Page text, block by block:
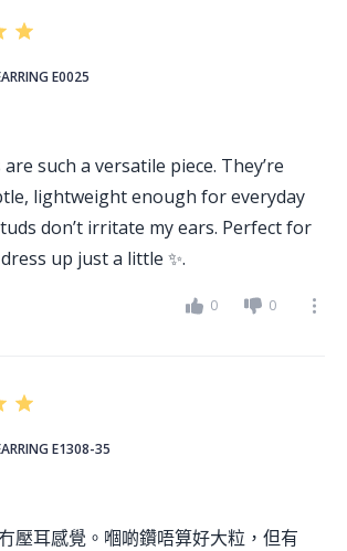
E0025
such a versatile piece. They’re
lightweight enough for everyday
don’t irritate my ears. Perfect for
up just a little ✨.
0 0
E1308-35
壓耳感覺。嗰啲鑽唔算好大粒，但有